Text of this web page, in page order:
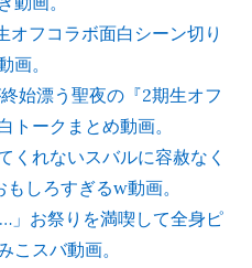
オフコラボ面白シーン切り
画。
始漂う聖夜の『2期生オフ
トークまとめ動画。
くれないスバルに容赦なく
しろすぎるw動画。
」お祭りを満喫して全身ピ
こスバ動画。